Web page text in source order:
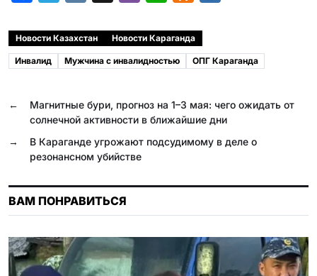
c
e
o
o
k
l
e
a
m
b
e
a
t
A
p
p
n
o
a
s
n
i
l
u
Новости Казахстан Новости Караганда
Инвалид Мужчина с инвалидностью ОПГ Караганда
←
Магнитные бури, прогноз на 1–3 мая: чего ожидать от
солнечной активности в ближайшие дни
→
В Караганде угрожают подсудимому в деле о
резонансном убийстве
ВАМ ПОНРАВИТЬСЯ